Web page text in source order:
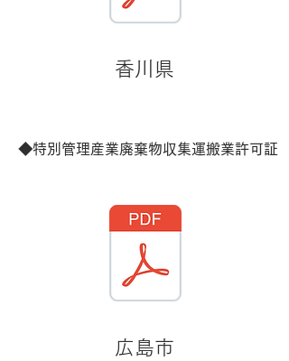
香川県
◆特別管理産業廃棄物収集運搬業許可証
広島市